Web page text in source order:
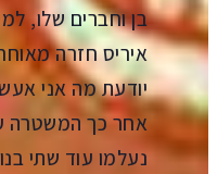
בן וחברים שלו,
איריס חזרה
יודעת מה אני
אחר כך המשטרה
נעלמו עוד שתי